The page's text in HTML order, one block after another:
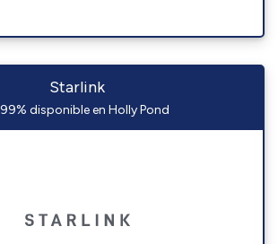
Starlink
99% disponible en Holly Pond